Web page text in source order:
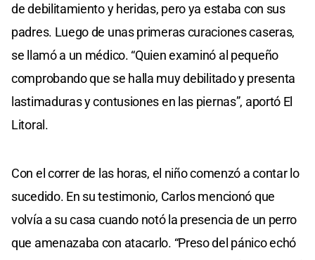
de debilitamiento y heridas, pero ya estaba con sus
padres. Luego de unas primeras curaciones caseras,
se llamó a un médico. “Quien examinó al pequeño
comprobando que se halla muy debilitado y presenta
lastimaduras y contusiones en las piernas”, aportó El
Litoral.
Con el correr de las horas, el niño comenzó a contar lo
sucedido. En su testimonio, Carlos mencionó que
volvía a su casa cuando notó la presencia de un perro
que amenazaba con atacarlo. “Preso del pánico echó